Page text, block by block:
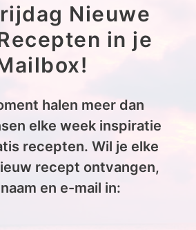
Nieuwe
in je
halen meer dan
elke week inspiratie
recepten. Wil je elke
recept ontvangen,
en e-mail in: